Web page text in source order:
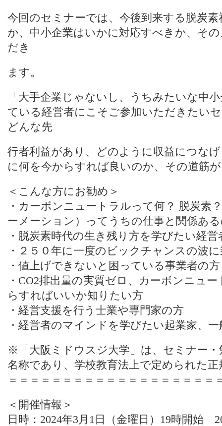
今回のセミナーでは、今後到来する脱炭
か、中小企業はいかに対応すべきか、そ
だき
ます。
「大手企業じゃないし、うちみたいな中
ている経営者にこそご参加いただきたい
どんな先
行者利益があり、どのように収益につな
に何を今からすれば良いのか、その道筋
＜こんな方にお勧め＞
・カーボンニュートラルって何？ 脱炭素
ーメーション）ってうちの仕事と関係あ
・脱炭素時代の生き残り方を学びたい経営
・２５０年に一度のビックチャンスの波
・値上げできないと困っている事業者の方
・CO2排出量の実質ゼロ、カーボンニュ
らすればいいか知りたい方
・経営支援を行う士業や専門家の方
・経営者のマインドを学びたい起業家、
※「大阪ミドウスジ大学」は、セミナー
名称であり、学校教育法上で定められた
＝＝＝＝＝＝＝＝＝＝＝＝＝＝＝＝＝＝＝
＜開催情報＞
日時：2024年3月1日（金曜日）19時開始